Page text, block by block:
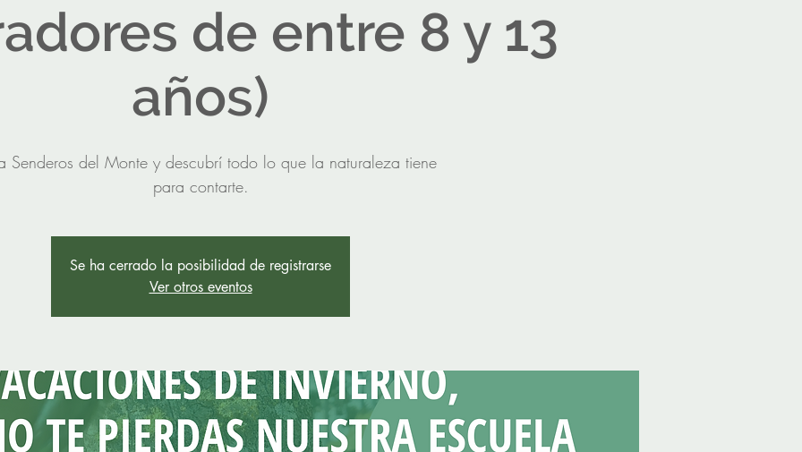
de entre 8 y 13
años)
Senderos del Monte y descubrí todo lo que la naturaleza tiene
para contarte.
Se ha cerrado la posibilidad de registrarse
Ver otros eventos